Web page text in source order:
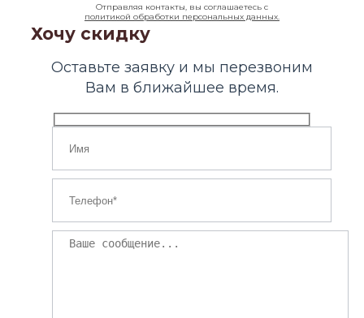
Отправляя контакты, вы соглашаетесь с
политикой обработки персональных данных.
Хочу скидку
Оставьте заявку и мы перезвоним
Вам в ближайшее время.